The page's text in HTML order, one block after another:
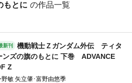
もとに の作品一覧
新刊
機動戦士Ｚガンダム外伝 ティタ
ンズの旗のもとに 下巻 ADVANCE
Z
野敏 矢立肇･富野由悠季